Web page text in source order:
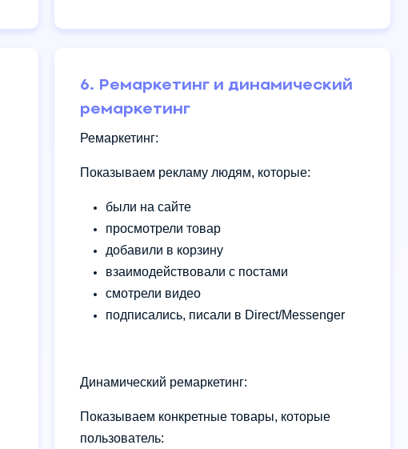
6. Ремаркетинг и динамический
ремаркетинг
Ремаркетинг:
Показываем рекламу людям, которые:
были на сайте
просмотрели товар
добавили в корзину
взаимодействовали с постами
смотрели видео
подписались, писали в Direct/Messenger
Динамический ремаркетинг:
Показываем конкретные товары, которые
пользователь: